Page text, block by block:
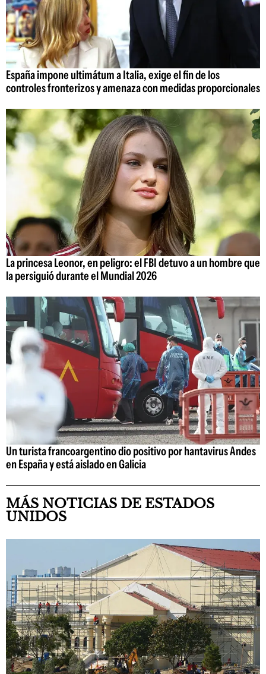
España impone ultimátum a Italia, exige el fin de los
controles fronterizos y amenaza con medidas proporcionales
La princesa Leonor, en peligro: el FBI detuvo a un hombre que
la persiguió durante el Mundial 2026
Un turista francoargentino dio positivo por hantavirus Andes
en España y está aislado en Galicia
MÁS NOTICIAS DE ESTADOS
UNIDOS